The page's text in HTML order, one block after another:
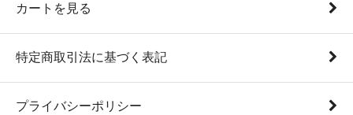
カートを見る
特定商取引法に基づく表記
プライバシーポリシー